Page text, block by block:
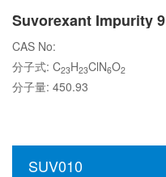
Suvorexant Impurity 9
CAS No:
分子式: C23H23ClN6O2
分子量: 450.93
SUV010